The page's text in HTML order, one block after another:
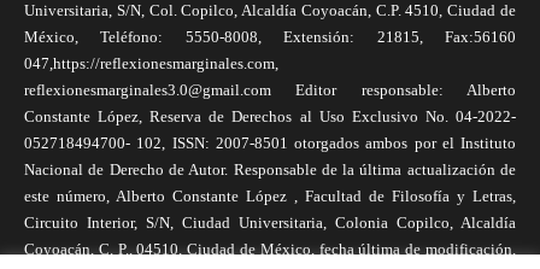
Universitaria, S/N, Col. Copilco, Alcaldía Coyoacán, C.P. 4510, Ciudad de
México, Teléfono: 5550-8008, Extensión: 21815, Fax:56160
047,https://reflexionesmarginales.com,
reflexionesmarginales3.0@gmail.com Editor responsable: Alberto
Constante López, Reserva de Derechos al Uso Exclusivo No. 04-2022-
052718494700- 102, ISSN: 2007-8501 otorgados ambos por el Instituto
Nacional de Derecho de Autor. Responsable de la última actualización de
este número, Alberto Constante López , Facultad de Filosofía y Letras,
Circuito Interior, S/N, Ciudad Universitaria, Colonia Copilco, Alcaldía
Coyoacán, C. P., 04510, Ciudad de México, fecha última de modificación,